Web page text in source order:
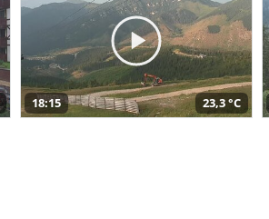
18:15 23,3 °C